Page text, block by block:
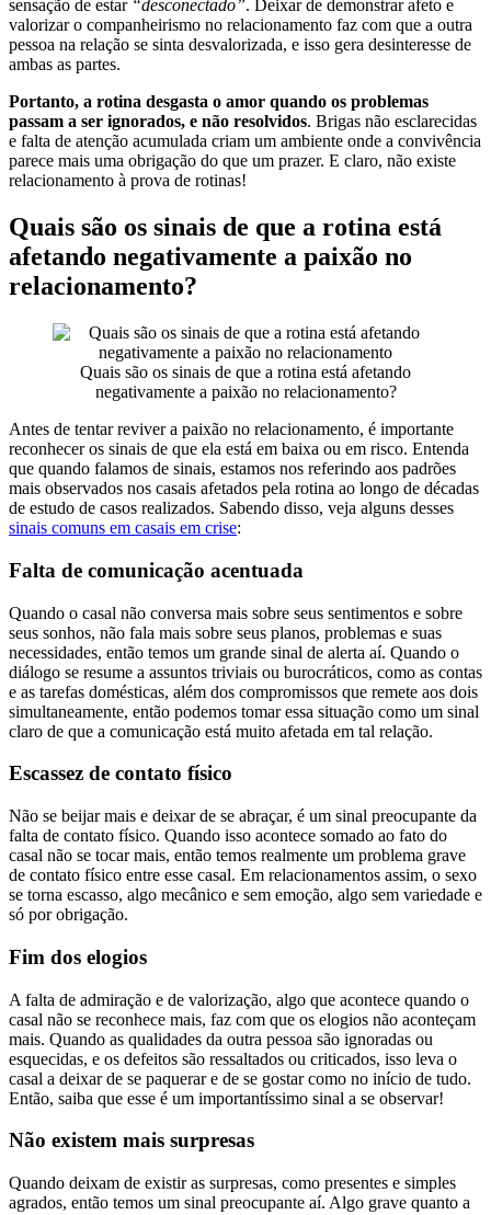
sensação de estar “desconectado”. Deixar de demonstrar afeto e
valorizar o companheirismo no relacionamento faz com que a outra
pessoa na relação se sinta desvalorizada, e isso gera desinteresse de
ambas as partes.
Portanto, a rotina desgasta o amor quando os problemas
passam a ser ignorados, e não resolvidos. Brigas não esclarecidas
e falta de atenção acumulada criam um ambiente onde a convivência
parece mais uma obrigação do que um prazer. E claro, não existe
relacionamento à prova de rotinas!
Quais são os sinais de que a rotina está
afetando negativamente a paixão no
relacionamento?
Quais são os sinais de que a rotina está afetando
negativamente a paixão no relacionamento?
Antes de tentar reviver a paixão no relacionamento, é importante
reconhecer os sinais de que ela está em baixa ou em risco. Entenda
que quando falamos de sinais, estamos nos referindo aos padrões
mais observados nos casais afetados pela rotina ao longo de décadas
de estudo de casos realizados. Sabendo disso, veja alguns desses
sinais comuns em casais em crise:
Falta de comunicação acentuada
Quando o casal não conversa mais sobre seus sentimentos e sobre
seus sonhos, não fala mais sobre seus planos, problemas e suas
necessidades, então temos um grande sinal de alerta aí. Quando o
diálogo se resume a assuntos triviais ou burocráticos, como as contas
e as tarefas domésticas, além dos compromissos que remete aos dois
simultaneamente, então podemos tomar essa situação como um sinal
claro de que a comunicação está muito afetada em tal relação.
Escassez de contato físico
Não se beijar mais e deixar de se abraçar, é um sinal preocupante da
falta de contato físico. Quando isso acontece somado ao fato do
casal não se tocar mais, então temos realmente um problema grave
de contato físico entre esse casal. Em relacionamentos assim, o sexo
se torna escasso, algo mecânico e sem emoção, algo sem variedade e
só por obrigação.
Fim dos elogios
A falta de admiração e de valorização, algo que acontece quando o
casal não se reconhece mais, faz com que os elogios não aconteçam
mais. Quando as qualidades da outra pessoa são ignoradas ou
esquecidas, e os defeitos são ressaltados ou criticados, isso leva o
casal a deixar de se paquerar e de se gostar como no início de tudo.
Então, saiba que esse é um importantíssimo sinal a se observar!
Não existem mais surpresas
Quando deixam de existir as surpresas, como presentes e simples
agrados, então temos um sinal preocupante aí. Algo grave quanto a